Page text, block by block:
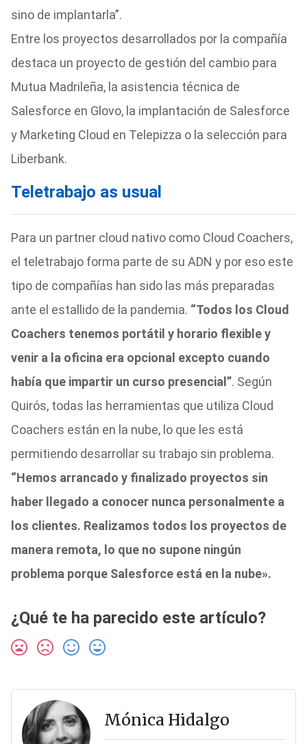
sino de implantarla”.
Entre los proyectos desarrollados por la compañía
destaca un proyecto de gestión del cambio para
Mutua Madrileña, la asistencia técnica de
Salesforce en Glovo, la implantación de Salesforce
y Marketing Cloud en Telepizza o la selección para
Liberbank.
Teletrabajo as usual
Para un partner cloud nativo como Cloud Coachers,
el teletrabajo forma parte de su ADN y por eso este
tipo de compañías han sido las más preparadas
ante el estallido de la pandemia. “Todos los Cloud
Coachers tenemos portátil y horario flexible y
venir a la oficina era opcional excepto cuando
había que impartir un curso presencial”. Según
Quirós, todas las herramientas que utiliza Cloud
Coachers están en la nube, lo que les está
permitiendo desarrollar su trabajo sin problema.
“Hemos arrancado y finalizado proyectos sin
haber llegado a conocer nunca personalmente a
los clientes. Realizamos todos los proyectos de
manera remota, lo que no supone ningún
problema porque Salesforce está en la nube».
¿Qué te ha parecido este artículo?
Mónica Hidalgo